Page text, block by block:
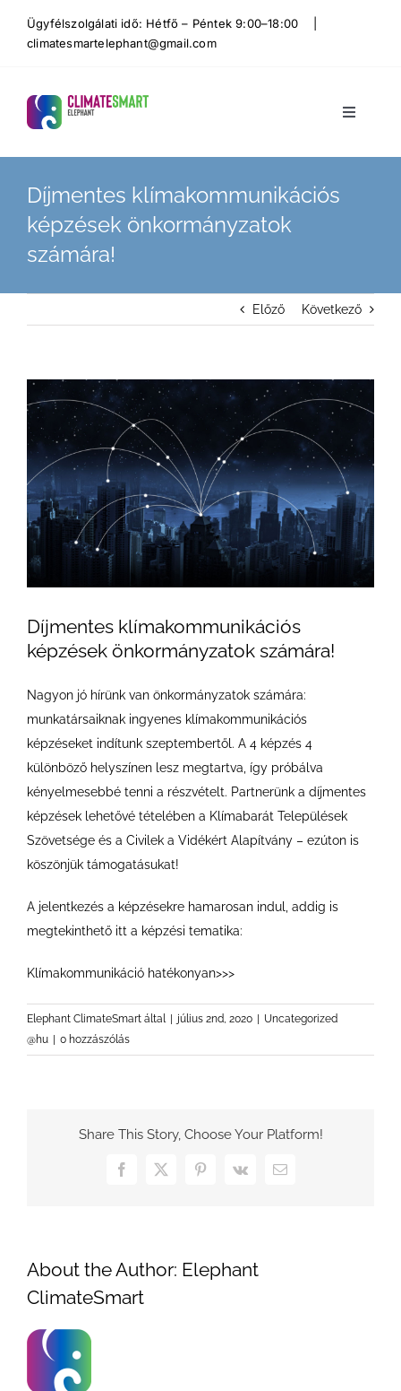
Ügyfélszolgálati idő: Hétfő – Péntek 9:00–18:00 |
climatesmartelephant@gmail.com
Toggle
Díjmentes klímakommunikációs
képzések önkormányzatok
számára!
Előző Következő
View
Larger
Image
Díjmentes klímakommunikációs
képzések önkormányzatok számára!
Nagyon jó hírünk van önkormányzatok számára:
munkatársaiknak ingyenes klímakommunikációs
képzéseket indítunk szeptembertől. A 4 képzés 4
különböző helyszínen lesz megtartva, így próbálva
kényelmesebbé tenni a részvételt. Partnerünk a díjmentes
képzések lehetővé tételében a Klímabarát Települések
Szövetsége és a Civilek a Vidékért Alapítvány – ezúton is
köszönjük támogatásukat!
A jelentkezés a képzésekre hamarosan indul, addig is
megtekinthető itt a képzési tematika:
Klímakommunikáció hatékonyan>>>
Elephant ClimateSmart által július 2nd, 2020
Uncategorized
@hu
0 hozzászólás
Share This Story, Choose Your Platform!
Facebook
X Pinterest
Vk Email:
About the Author: Elephant
ClimateSmart